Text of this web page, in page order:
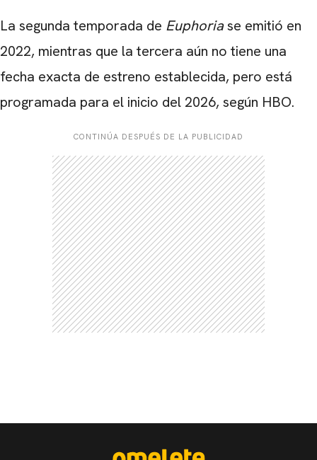
La segunda temporada de Euphoriase emitió en
2022, mientras que la tercera aún no tiene una
fecha exacta de estreno establecida, pero está
programada para el inicio del 2026, según HBO.
CONTINÚA DESPUÉS DE LA PUBLICIDAD